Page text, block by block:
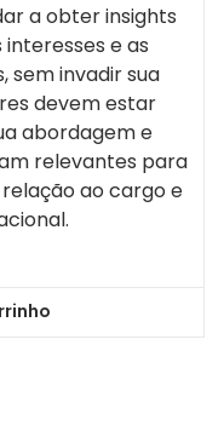
a obter insights
e as
sem invadir sua
devem estar
abordagem e
relevantes para
ao cargo e